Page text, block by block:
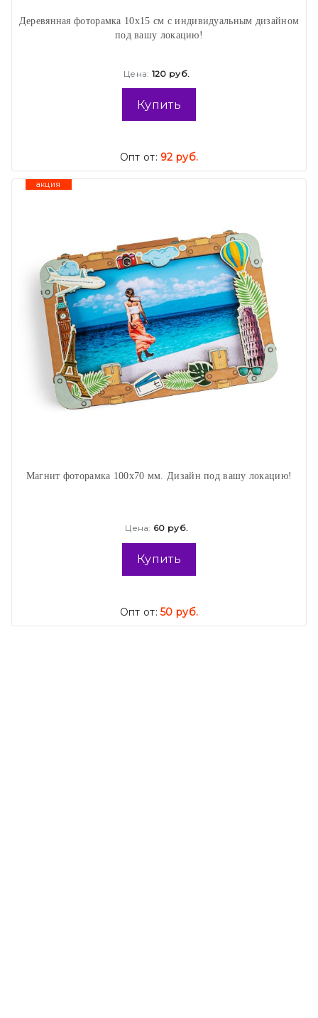
Деревянная фоторамка 10х15 см с индивидуальным дизайном
под вашу локацию!
Цена: 120 руб.
Купить
Опт от: 92 руб.
акция
Магнит фоторамка 100х70 мм. Дизайн под вашу локацию!
Цена: 60 руб.
Купить
Опт от:50 руб.